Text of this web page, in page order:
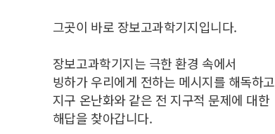
그곳이 바로 장보고과학기지입니다.
장보고과학기지는 극한 환경 속에서
빙하가 우리에게 전하는 메시지를 해독하고
지구 온난화와 같은 전 지구적 문제에 대한
해답을 찾아갑니다.